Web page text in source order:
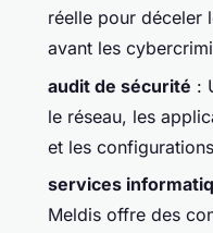
réelle pour déceler
avant les
audit de sécurité :
le réseau, les
et les
services
Meldis offre des